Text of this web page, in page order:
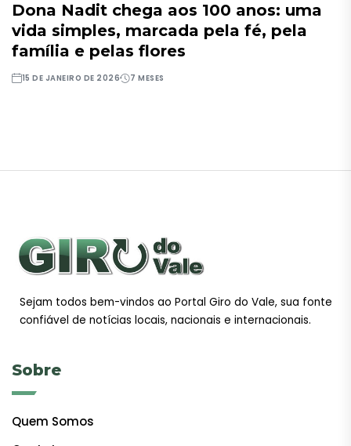
Dona Nadit chega aos 100 anos: uma
vida simples, marcada pela fé, pela
família e pelas flores
15 DE JANEIRO DE 2026 7 MESES
Sejam todos bem-vindos ao Portal Giro do Vale, sua fonte
confiável de notícias locais, nacionais e internacionais.
Sobre
Quem Somos